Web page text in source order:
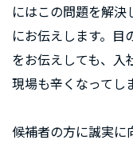
にはこの問題を解決
にお伝えします。目
をお伝えしても、入
現場も辛くなってし
候補者の方に誠実に